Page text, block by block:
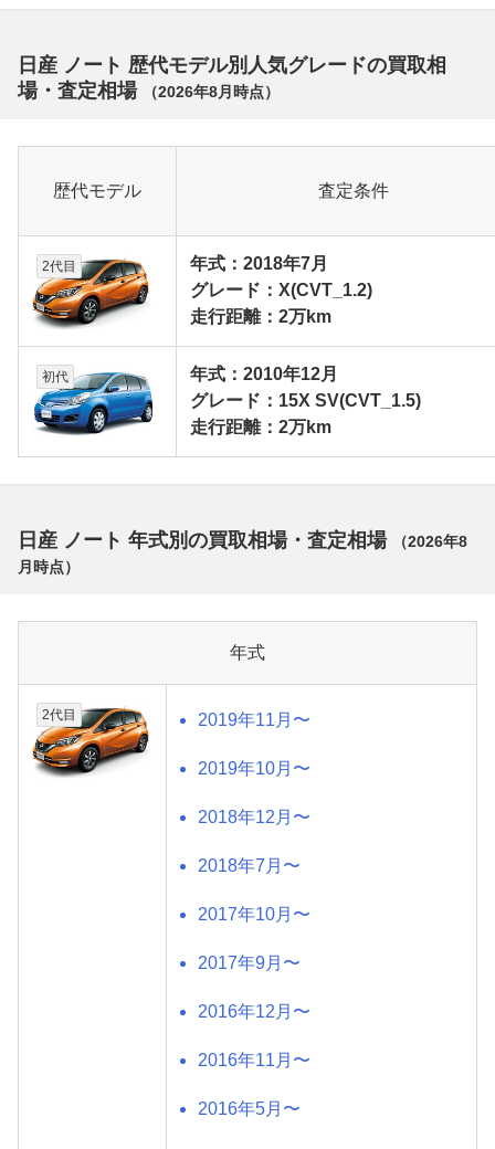
日産 ノート 歴代モデル別人気グレードの買取相
場・査定相場
（2026年8月 時点）
歴代モデル 査定条件
2代目
年式：2018年7月
グレード：X(CVT_1.2)
走行距離：2万km
初代
年式：2010年12月
グレード：15X SV(CVT_1.5)
走行距離：2万km
日産 ノート 年式別の買取相場・査定相場 （2026年8
月 時点）
年式
2代目 2019年11月〜
2019年10月〜
2018年12月〜
2018年7月〜
2017年10月〜
2017年9月〜
2016年12月〜
2016年11月〜
2016年5月〜